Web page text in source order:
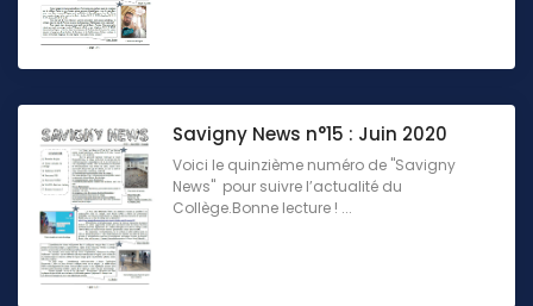
Savigny News n°15 : Juin 2020
Voici le quinzième numéro de "Savigny
News" pour suivre l’actualité du
Collège.Bonne lecture ! ...